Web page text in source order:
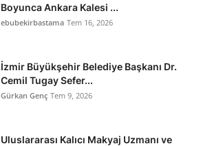
Boyunca Ankara Kalesi ...
ebubekirbastama Tem 16, 2026
İzmir Büyükşehir Belediye Başkanı Dr.
Cemil Tugay Sefer...
Gürkan Genç Tem 9, 2026
Uluslararası Kalıcı Makyaj Uzmanı ve